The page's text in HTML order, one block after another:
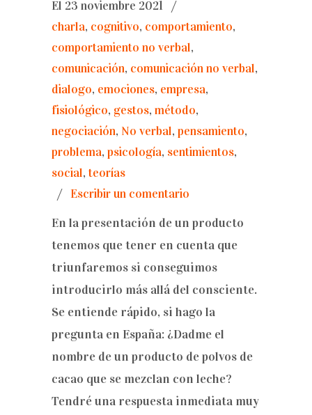
El 23 noviembre 2021
/
charla, cognitivo, comportamiento,
comportamiento no verbal,
comunicación, comunicación no verbal,
dialogo, emociones, empresa,
fisiológico, gestos, método,
negociación, No verbal, pensamiento,
problema, psicología, sentimientos,
social,teorías
/ Escribir un comentario
En la presentación de un producto
tenemos que tener en cuenta que
triunfaremos si conseguimos
introducirlo más allá del consciente.
Se entiende rápido, si hago la
pregunta en España: ¿Dadme el
nombre de un producto de polvos de
cacao que se mezclan con leche?
Tendré una respuesta inmediata muy